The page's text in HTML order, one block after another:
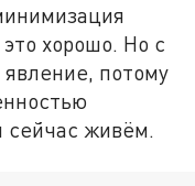
хорошо. Но с
явление, потому
сейчас живём.